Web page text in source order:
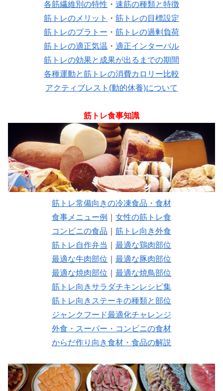
各筋繊維別の特性 ・ 速筋の種類と特徴
筋トレのメリット
・ 筋トレの目標設定
筋トレのプラトー ・ 筋トレの過剰負荷
筋トレの適正気温 ・ 適正インターバル
筋トレの効果と成果が出るまでの期間
各種運動と筋トレの消費カロリー比較
アクティブレスト(動的休養)について
筋トレ食事知識
筋トレ常備向きの冷凍食品・食材
食事メニュー例
女性の筋トレ食
コンビニの食品
筋トレ向き外食
筋トレ自作弁当
最適な鶏肉部位
最適な牛肉部位
最適な豚肉部位
最適な焼肉部位
最適な焼鳥部位
筋トレ向きサラダチキンレシピ集
筋トレ向きステーキの種類と部位
ジャンクフード最適化チャレンジ
外食・スーパー・コンビニの食材
からだ作り向き食材・食品の解説